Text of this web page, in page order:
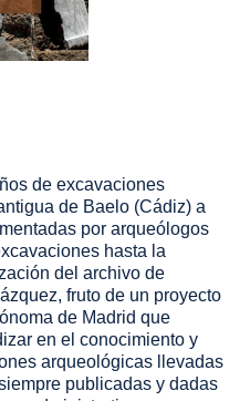
de excavaciones
de Baelo (Cádiz) a
por arqueólogos
hasta la
del archivo de
fruto de un proyecto
de Madrid que
en el conocimiento y
arqueológicas llevadas
publicadas y dadas